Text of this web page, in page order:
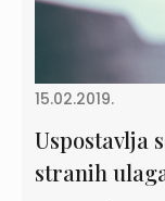
15.02.2019.
Uspostavlja
stranih